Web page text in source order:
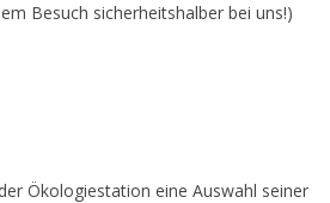
Besuch sicherheitshalber bei uns!)
Ökologiestation eine Auswahl seiner